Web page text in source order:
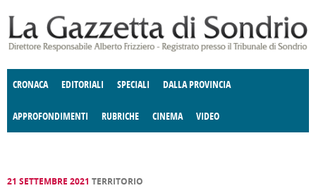
CRONACA EDITORIALI SPECIALI DALLA PROVINCIA
APPROFONDIMENTI
E SPETTACOLI POLITICA
RUBRICHE
DELLE IDEE FATTI DELLO SPIRITO
CINEMA VIDEO
21 SETTEMBRE 2021 TERRITORIO